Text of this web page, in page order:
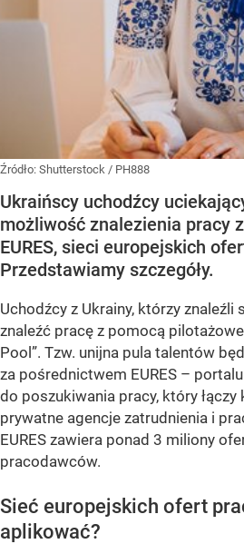
Źródło: Shutterstock / PH888
Ukraińscy uchodźcy
możliwość znalezienia pracy
EURES, sieci europejskich
Przedstawiamy szczegóły.
Uchodźcy z Ukrainy, którzy znaleźli
znaleźć pracę z pomocą
Pool”. Tzw. unijna pula talentów
za pośrednictwem EURES –
do poszukiwania pracy, który łączy
prywatne agencje zatrudnienia i
EURES zawiera ponad 3 miliony
pracodawców.
Sieć europejskich ofert
aplikować?